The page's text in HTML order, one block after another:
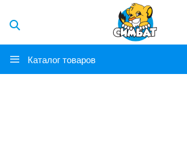
Каталог товаров